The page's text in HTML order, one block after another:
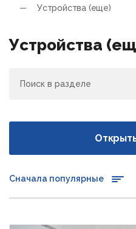
Устройства (еще)
Устройства
Сначала популярные